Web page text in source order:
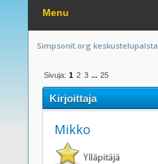
Menu
Simpsonit.org keskustelupalsta
Sivuja: 1 2 3 ... 25
Kirjoittaja
Mikko